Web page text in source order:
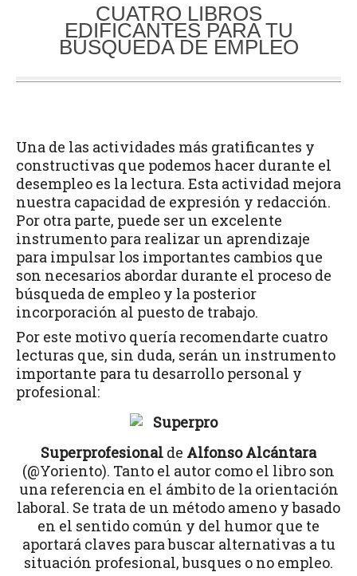
CUATRO LIBROS
EDIFICANTES PARA TU
BÚSQUEDA DE EMPLEO
Una de las actividades más gratificantes y
constructivas que podemos hacer durante el
desempleo es la lectura. Esta actividad mejora
nuestra capacidad de expresión y redacción.
Por otra parte, puede ser un excelente
instrumento para realizar un aprendizaje
para impulsar los importantes cambios que
son necesarios abordar durante el proceso de
búsqueda de empleo y la posterior
incorporación al puesto de trabajo.
Por este motivo quería recomendarte cuatro
lecturas que, sin duda, serán un instrumento
importante para tu desarrollo personal y
profesional:
Superprofesional de Alfonso Alcántara
(@Yoriento). Tanto el autor como el libro son
una referencia en el ámbito de la orientación
laboral. Se trata de un método ameno y basado
en el sentido común y del humor que te
aportará claves para buscar alternativas a tu
situación profesional, busques o no empleo.